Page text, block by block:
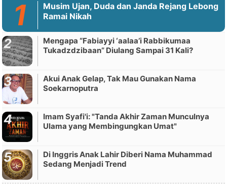
Musim Ujan, Duda dan Janda Rejang Lebong
Ramai Nikah
Mengapa “Fabiayyi ‘aalaa’i Rabbikumaa
Tukadzdzibaan” Diulang Sampai 31 Kali?
Akui Anak Gelap, Tak Mau Gunakan Nama
Soekarnoputra
Imam Syafi'i: "Tanda Akhir Zaman Munculnya
Ulama yang Membingungkan Umat"
Di Inggris Anak Lahir Diberi Nama Muhammad
Sedang Menjadi Trend